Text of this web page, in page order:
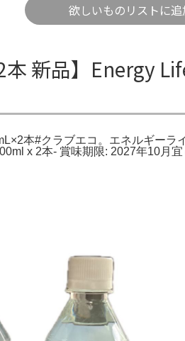
欲しいものリストに追
新品】Energy
本#クラブエコ。エネルギーラ
x 2本- 賞味期限: 2027年10月